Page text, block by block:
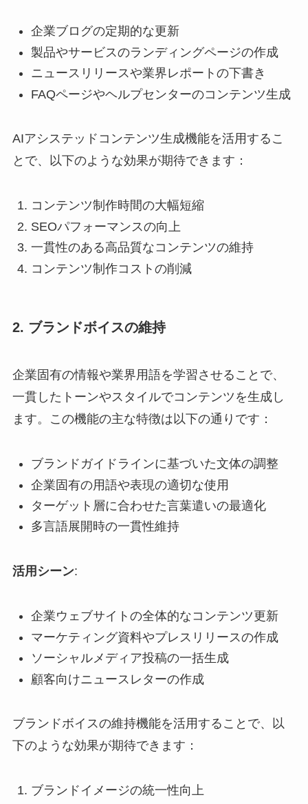
企業ブログの定期的な更新
製品やサービスのランディングページの作成
ニュースリリースや業界レポートの下書き
FAQページやヘルプセンターのコンテンツ生成
AIアシステッドコンテンツ生成機能を活用するこ
とで、以下のような効果が期待できます：
コンテンツ制作時間の大幅短縮
SEOパフォーマンスの向上
一貫性のある高品質なコンテンツの維持
コンテンツ制作コストの削減
2. ブランドボイスの維持
企業固有の情報や業界用語を学習させることで、
一貫したトーンやスタイルでコンテンツを生成し
ます。この機能の主な特徴は以下の通りです：
ブランドガイドラインに基づいた文体の調整
企業固有の用語や表現の適切な使用
ターゲット層に合わせた言葉遣いの最適化
多言語展開時の一貫性維持
活用シーン:
企業ウェブサイトの全体的なコンテンツ更新
マーケティング資料やプレスリリースの作成
ソーシャルメディア投稿の一括生成
顧客向けニュースレターの作成
ブランドボイスの維持機能を活用することで、以
下のような効果が期待できます：
ブランドイメージの統一性向上